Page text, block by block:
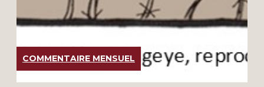
COMMENTAIRE MENSUEL